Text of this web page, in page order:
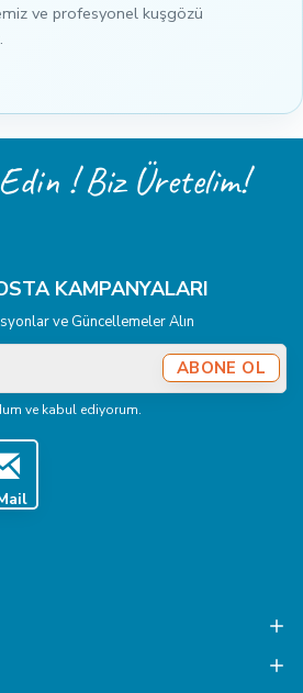
ve profesyonel kuşgözü
! Biz Üretelim!
KAMPANYALARI
ve Güncellemeler Alın
ABONE OL
ve kabul ediyorum.